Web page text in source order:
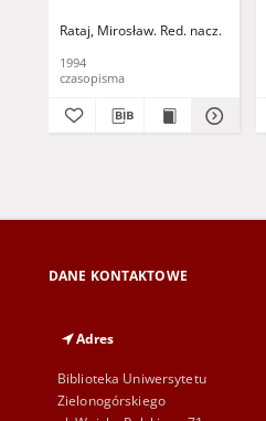
Rataj, Mirosław. Red. nacz.
1994
czasopisma
DANE KONTAKTOWE
Adres
Biblioteka Uniwersytetu
Zielonogórskiego